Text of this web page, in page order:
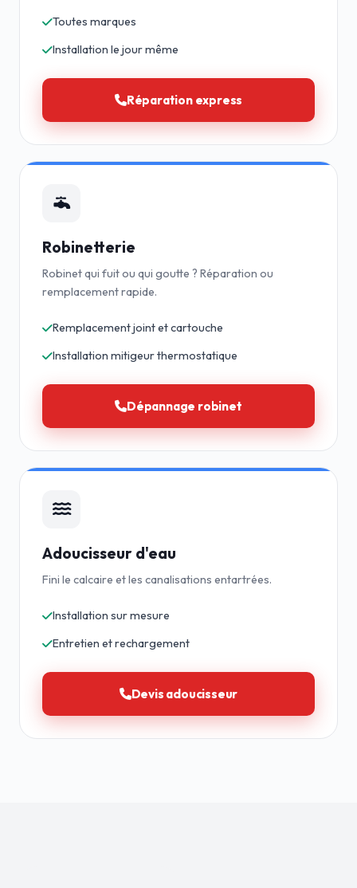
Toutes marques
Installation le jour même
Réparation express
Robinetterie
Robinet qui fuit ou qui goutte ? Réparation ou
remplacement rapide.
Remplacement joint et cartouche
Installation mitigeur thermostatique
Dépannage robinet
Adoucisseur d'eau
Fini le calcaire et les canalisations entartrées.
Installation sur mesure
Entretien et rechargement
Devis adoucisseur